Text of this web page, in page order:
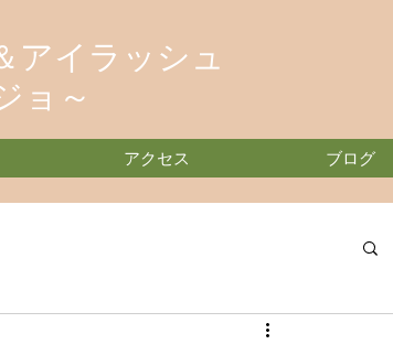
アイラッシュ
ョ～
アクセス ブログ